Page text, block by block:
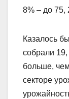
8% – до 75,
Казалось
собрали
больше,
секторе